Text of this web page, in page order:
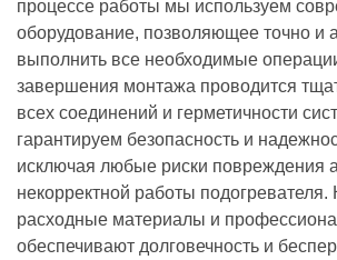
процессе работы мы используем
оборудование, позволяющее точно и
выполнить все необходимые
завершения монтажа проводится
всех соединений и герметичности
гарантируем безопасность и
исключая любые риски повреждения
некорректной работы подогревателя.
расходные материалы и
обеспечивают долговечность и